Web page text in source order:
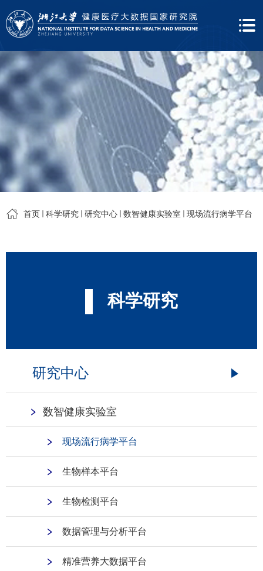
首页 科学研究 研究中心 数智健康实验室 现场流行病学平台
科学研究
研究中心
数智健康实验室
现场流行病学平台
生物样本平台
生物检测平台
数据管理与分析平台
精准营养大数据平台